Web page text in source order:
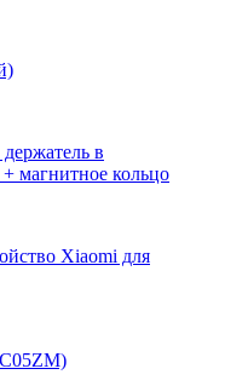
в
магнитное кольцо
Xiaomi для